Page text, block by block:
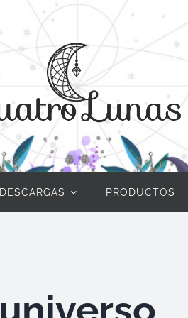
DESCARGAS PRODUCTOS